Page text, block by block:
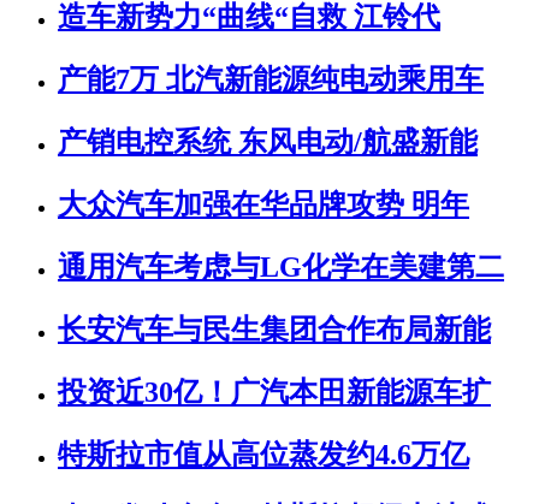
造车新势力“曲线“自救 江铃代
产能7万 北汽新能源纯电动乘用车
产销电控系统 东风电动/航盛新能
大众汽车加强在华品牌攻势 明年
通用汽车考虑与LG化学在美建第二
长安汽车与民生集团合作布局新能
投资近30亿！广汽本田新能源车扩
特斯拉市值从高位蒸发约4.6万亿